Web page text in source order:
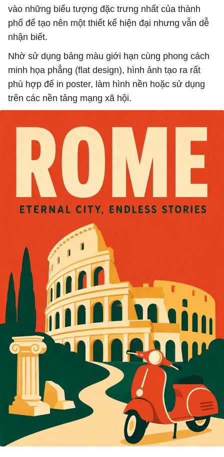
vào những biểu tượng đặc trưng nhất của thành
phố để tạo nên một thiết kế hiện đại nhưng vẫn dễ
nhận biết.
Nhờ sử dụng bảng màu giới hạn cùng phong cách
minh họa phẳng (flat design), hình ảnh tạo ra rất
phù hợp để in poster, làm hình nền hoặc sử dụng
trên các nền tảng mạng xã hội.